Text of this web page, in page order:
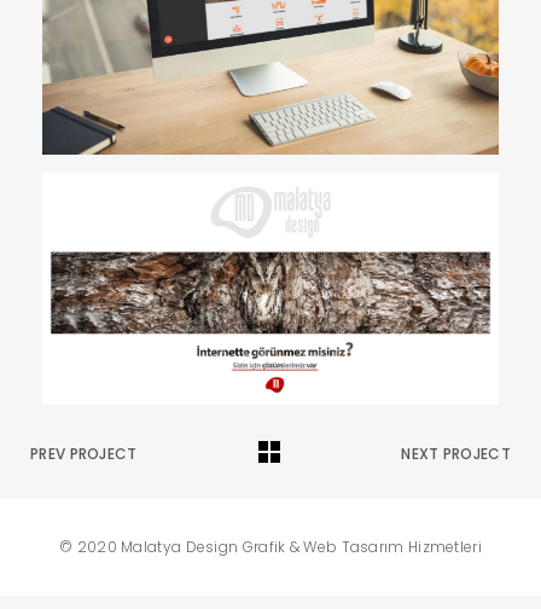
PREV PROJECT NEXT PROJECT
© 2020 Malatya Design Grafik & Web Tasarım Hizmetleri